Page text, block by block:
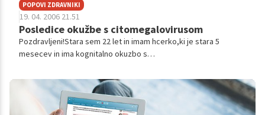
POPOVI ZDRAVNIKI
19. 04. 2006 21.51
Posledice okužbe s citomegalovirusom
Pozdravljeni!Stara sem 22 let in imam hcerko,ki je stara 5
mesecev in ima kognitalno okuzbo s
posledice,ima motnje gibanja ter epilepsijo...